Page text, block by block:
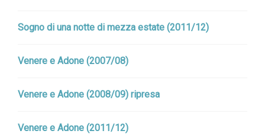
Sogno di una notte di mezza estate (2011/12)
Venere e Adone (2007/08)
Venere e Adone (2008/09) ripresa
Venere e Adone (2011/12)